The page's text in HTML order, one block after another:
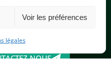
Voir les préférences
légales
NOUS